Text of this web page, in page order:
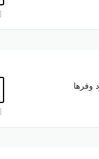
وفرها